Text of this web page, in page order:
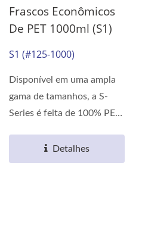
Frascos Econômicos
De PET 1000ml (S1)
S1 (#125-1000)
Disponível em uma ampla
gama de tamanhos, a S-
Series é feita de 100% PET.
Detalhes